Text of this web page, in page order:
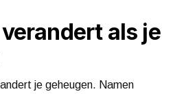
als je
je geheugen. Namen